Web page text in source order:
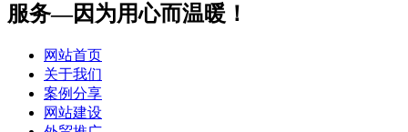
服务—因为用心而温暖！
网站首页
关于我们
案例分享
网站建设